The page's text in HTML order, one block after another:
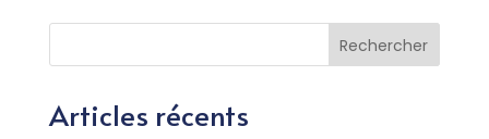
Rechercher
Articles récents